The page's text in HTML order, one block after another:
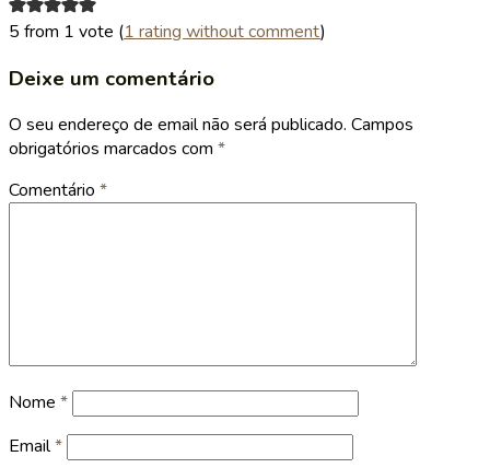
5 from 1 vote (1 rating without comment)
Deixe um comentário
O seu endereço de email não será publicado. Campos
obrigatórios marcados com *
Comentário *
Nome *
Email*